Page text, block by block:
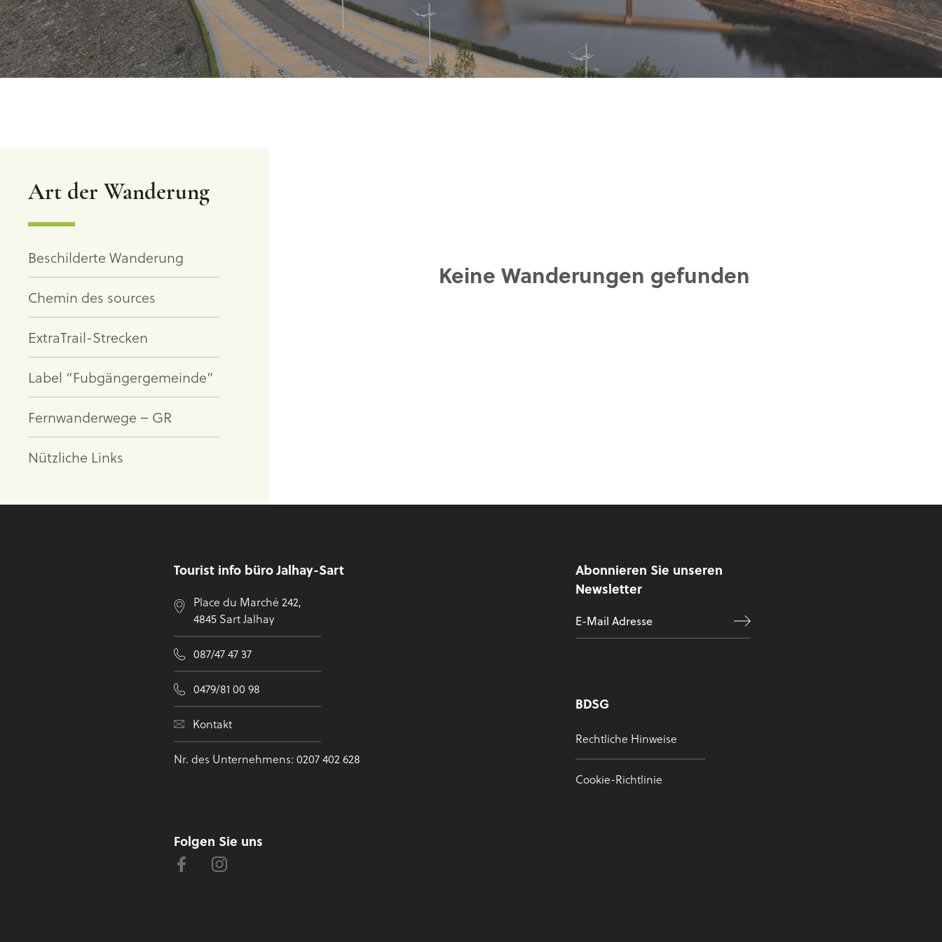
Art der Wanderung
Beschilderte Wanderung
Chemin des sources
ExtraTrail-Strecken
Label “Fubgängergemeinde”
Fernwanderwege – GR
Nützliche Links
Keine Wanderungen gefunden
Tourist info büro Jalhay-Sart
Place du Marché 242,
4845 Sart Jalhay
087/47 47 37
0479/81 00 98
Kontakt
Nr. des Unternehmens: 0207 402 628
Folgen Sie uns
Abonnieren Sie unseren
Newsletter
BDSG
Rechtliche Hinweise
Cookie-Richtlinie